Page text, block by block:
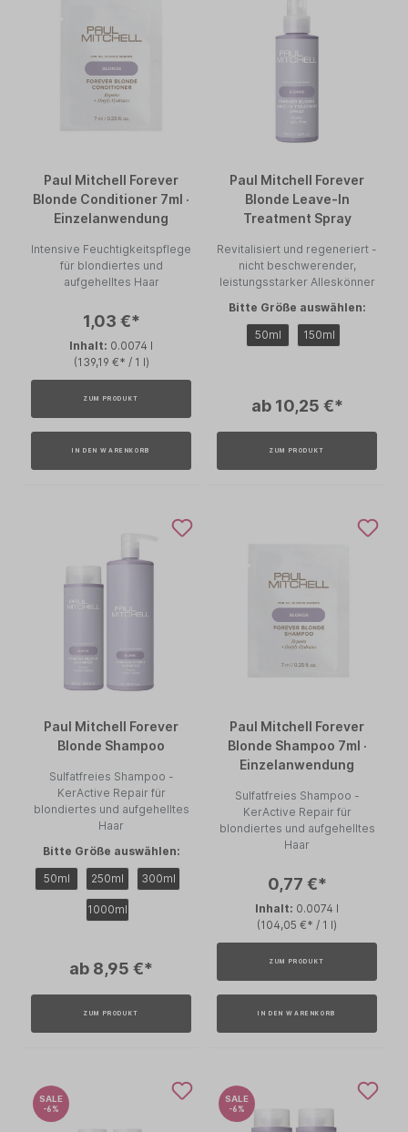
Paul Mitchell Forever
Blonde Conditioner 7ml ·
Einzelanwendung
Intensive Feuchtigkeitspflege
für blondiertes und
aufgehelltes Haar
1,03 €*
Inhalt: 0.0074 l
(139,19 €* / 1 l)
ZUM PRODUKT
IN DEN WARENKORB
Paul Mitchell Forever
Blonde Leave-In
Treatment Spray
Revitalisiert und regeneriert -
nicht beschwerender,
leistungsstarker Alleskönner
Bitte Größe auswählen:
50ml
150ml
ab 10,25 €*
ZUM PRODUKT
Paul Mitchell Forever
Blonde Shampoo
Sulfatfreies Shampoo -
KerActive Repair für
blondiertes und aufgehelltes
Haar
Bitte Größe auswählen:
50ml
250ml 300ml
1000ml
ab 8,95 €*
ZUM PRODUKT
Paul Mitchell Forever
Blonde Shampoo 7ml ·
Einzelanwendung
Sulfatfreies Shampoo -
KerActive Repair für
blondiertes und aufgehelltes
Haar
0,77 €*
Inhalt: 0.0074 l
(104,05 €* / 1 l)
ZUM PRODUKT
IN DEN WARENKORB
SALE
-6%
SALE
-6%